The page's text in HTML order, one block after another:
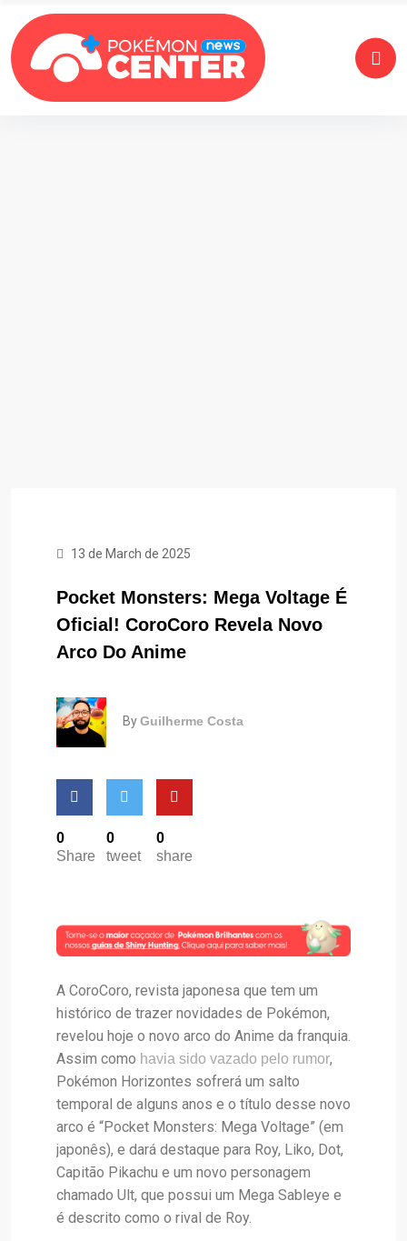
13 de March de 2025
Pocket Monsters: Mega Voltage É
Oficial! CoroCoro Revela Novo
Arco Do Anime
ByGuilherme Costa
0
Share
0
tweet
0
share
A CoroCoro, revista japonesa que tem um
histórico de trazer novidades de Pokémon,
revelou hoje o novo arco do Anime da franquia.
Assim como havia sido vazado pelo rumor,
Pokémon Horizontes sofrerá um salto
temporal de alguns anos e o título desse novo
arco é “Pocket Monsters: Mega Voltage” (em
japonês), e dará destaque para Roy, Liko, Dot,
Capitão Pikachu e um novo personagem
chamado Ult, que possui um Mega Sableye e
é descrito como o rival de Roy.